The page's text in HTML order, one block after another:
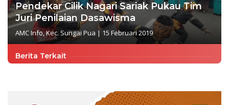
Pendekar Cilik Nagari Sariak Pukau Tim
Juri Penilaian Dasawisma
AMC Info,Kec. Sungai Pua |15 Februari 2019
Berita Terkait